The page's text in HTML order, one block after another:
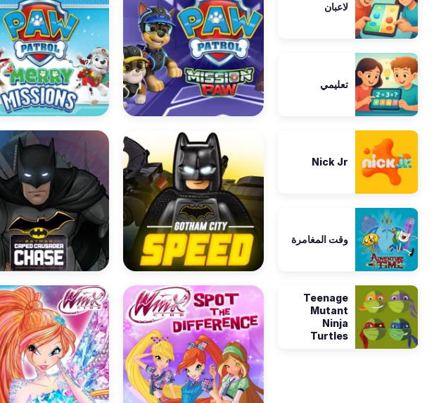
لاعبان
تعليمي
Nick Jr
وقت المغامرة
Teenage
Mutant
Ninja
Turtles